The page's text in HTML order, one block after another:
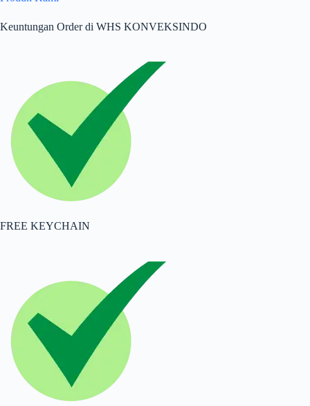
Keuntungan Order di WHS KONVEKSINDO
FREE KEYCHAIN